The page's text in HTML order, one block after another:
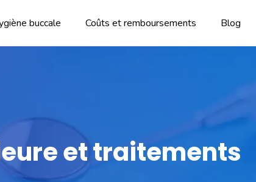
buccale Coûts et remboursements Blog
et traitements